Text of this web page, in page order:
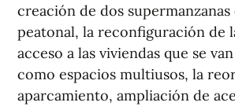
creación de dos
peatonal, la reconfiguración de
acceso a las viviendas que se
como espacios multiusos, la
aparcamiento, ampliación de